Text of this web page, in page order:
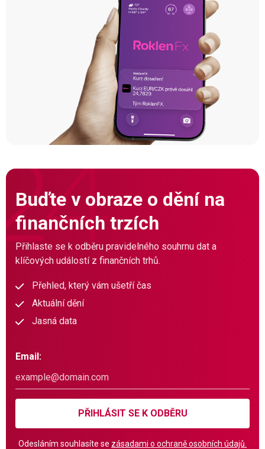
Buďte v obraze o dění na
finančních trzích
Přihlaste se k odběru pravidelného souhrnu dat a
klíčových událostí z finančních trhů.
Přehled, který vám ušetří čas
Aktuální dění
Jasná data
Email:
PŘIHLÁSIT SE K ODBĚRU
Odesláním souhlasíte se zásadami o ochraně osobních údajů.